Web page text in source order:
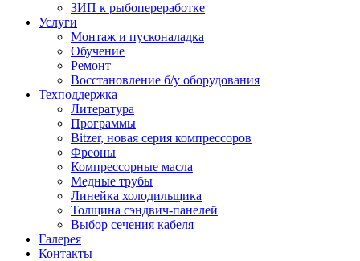
ЗИП к рыбопереработке
Услуги
Монтаж и пусконаладка
Обучение
Ремонт
Восстановление б/у оборудования
Техподдержка
Литература
Программы
Bitzer, новая серия компрессоров
Фреоны
Компрессорные масла
Медные трубы
Линейка холодильщика
Толщина сэндвич-панелей
Выбор сечения кабеля
Галерея
Контакты